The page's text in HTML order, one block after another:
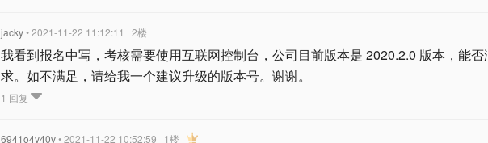
jacky• 2021-11-22 11:12:11 2楼
我看到报名中写，考核需要使用互联网控制台，公司目前版本是 2020.2.0 版本，能否
求。如不满足，请给我一个建议升级的版本号。谢谢。
1 回复
6941o4y40v• 2021-11-22 10:52:59 1楼